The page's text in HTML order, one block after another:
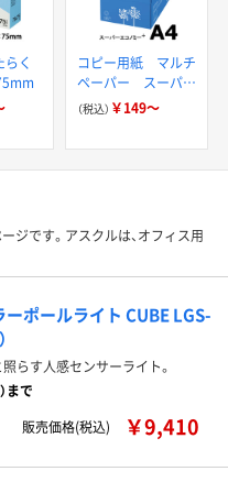
らく
コピー用紙 マルチ
ペーパー スーパー
エコノミー+
（税込） ￥149～
ジです。アスクルは、オフィス用
ポールライト CUBE LGS-
らす人感センサーライト。
まで
販売価格(税込)
￥9,410